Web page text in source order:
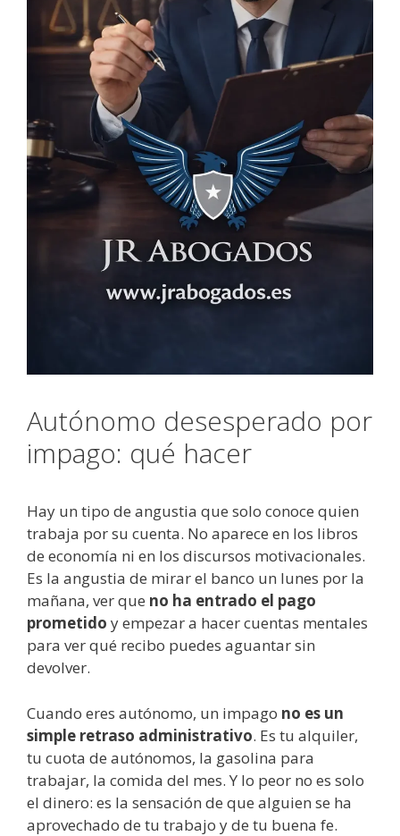
Autónomo desesperado por
impago: qué hacer
Hay un tipo de angustia que solo conoce quien
trabaja por su cuenta. No aparece en los libros
de economía ni en los discursos motivacionales.
Es la angustia de mirar el banco un lunes por la
mañana, ver que no ha entrado el pago
prometido y empezar a hacer cuentas mentales
para ver qué recibo puedes aguantar sin
devolver.
Cuando eres autónomo, un impago no es un
simple retraso administrativo. Es tu alquiler,
tu cuota de autónomos, la gasolina para
trabajar, la comida del mes. Y lo peor no es solo
el dinero: es la sensación de que alguien se ha
aprovechado de tu trabajo y de tu buena fe.